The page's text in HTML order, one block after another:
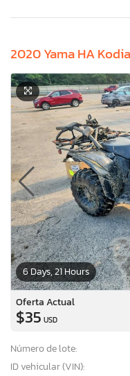
2020 Yama HA
6 Days, 21 Hours
Oferta Actual
$35 USD
Número de lote:
ID vehicular (VIN):